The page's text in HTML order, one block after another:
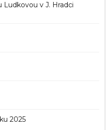
v J. Hradci
2025